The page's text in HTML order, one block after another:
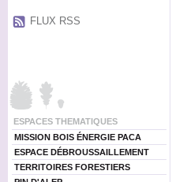
FLUX RSS
ESPACES THEMATIQUES
MISSION BOIS ÉNERGIE PACA
ESPACE DÉBROUSSAILLEMENT
TERRITOIRES FORESTIERS